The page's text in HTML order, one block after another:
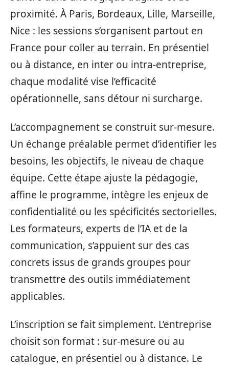
proximité. À Paris, Bordeaux, Lille, Marseille,
Nice : les sessions s’organisent partout en
France pour coller au terrain. En présentiel
ou à distance, en inter ou intra-entreprise,
chaque modalité vise l’efficacité
opérationnelle, sans détour ni surcharge.
L’accompagnement se construit sur-mesure.
Un échange préalable permet d’identifier les
besoins, les objectifs, le niveau de chaque
équipe. Cette étape ajuste la pédagogie,
affine le programme, intègre les enjeux de
confidentialité ou les spécificités sectorielles.
Les formateurs, experts de l’IA et de la
communication, s’appuient sur des cas
concrets issus de grands groupes pour
transmettre des outils immédiatement
applicables.
L’inscription se fait simplement. L’entreprise
choisit son format : sur-mesure ou au
catalogue, en présentiel ou à distance. Le